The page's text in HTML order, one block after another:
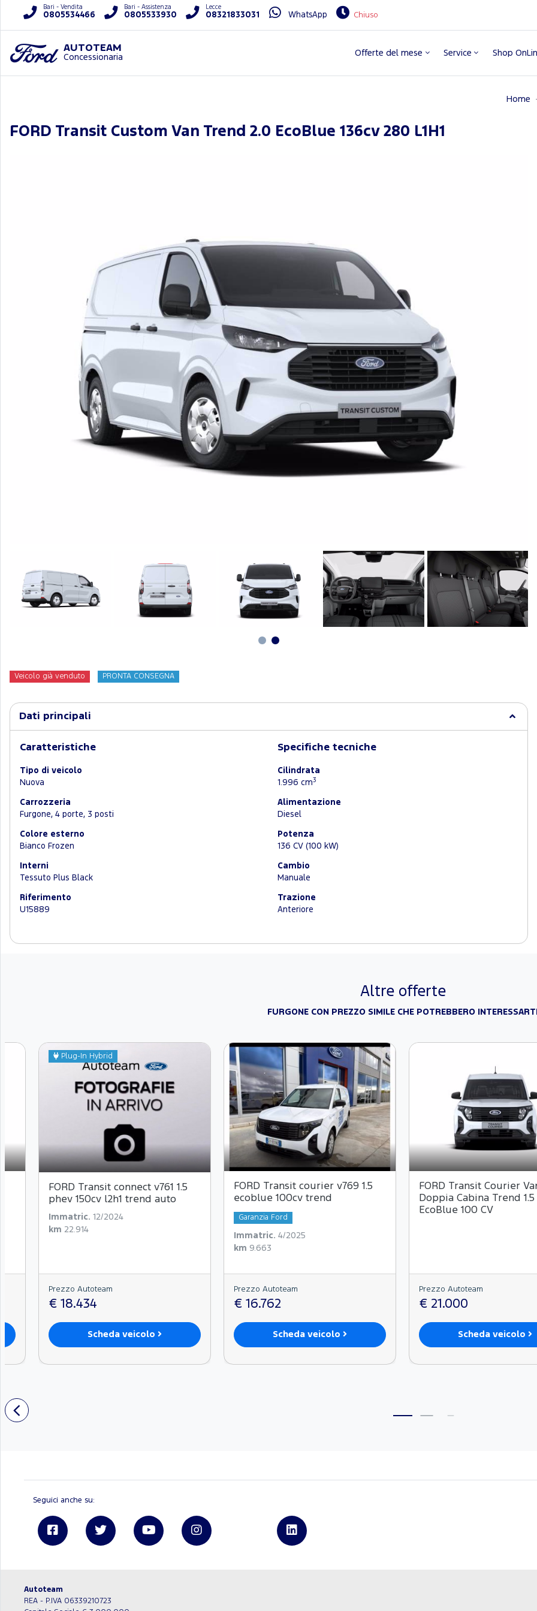
Bari - Vendita
0805534466
Bari - Assistenza
0805533930
Lecce
08321833031 WhatsApp Chiuso
AUTOTEAM
Concessionaria Offerte del mese Service Shop
Home
FORD Transit Custom Van Trend 2.0 EcoBlue 136cv 280 L1H1
Veicolo già venduto PRONTA CONSEGNA
Dati principali
Caratteristiche
Tipo di veicolo
Nuova
Carrozzeria
Furgone, 4 porte, 3 posti
Colore esterno
Bianco Frozen
Interni
Tessuto Plus Black
Riferimento
U15889
Specifiche tecniche
Cilindrata
1.996 cm3
Alimentazione
Diesel
Potenza
136 CV (100 kW)
Cambio
Manuale
Trazione
Anteriore
Altre offerte
FURGONE CON PREZZO SIMILE CHE POTREBBERO
Plug-In Hybrid
FORD Transit connect v761 1.5
phev 150cv l2h1 trend auto
Immatric. 12/2024
km 22.914
Prezzo Autoteam
€ 18.434
Scheda veicolo
FORD Transit courier v769 1.5
ecoblue 100cv trend
Garanzia Ford
Immatric. 4/2025
km 9.663
Prezzo Autoteam
€ 16.762
Scheda veicolo
FORD Transit Courier
Doppia Cabina Trend 1.5
EcoBlue 100 CV
Prezzo Autoteam
€ 21.000
Scheda veicolo
Seguici anche su:
Autoteam
REA - P.IVA 06339210723